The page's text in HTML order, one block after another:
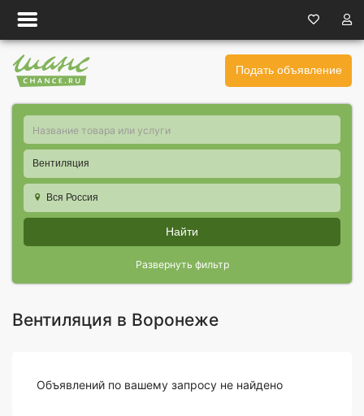
Подать объявление
Вентиляция
Вся Россия
Найти
Развернуть фильтр
Вентиляция в Воронеже
Объявлений по вашему запросу не найдено